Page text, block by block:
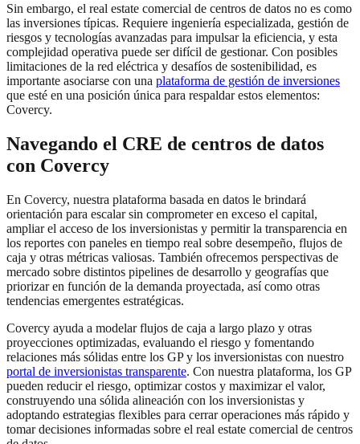
Sin embargo, el real estate comercial de centros de datos no es como
las inversiones típicas. Requiere ingeniería especializada, gestión de
riesgos y tecnologías avanzadas para impulsar la eficiencia, y esta
complejidad operativa puede ser difícil de gestionar. Con posibles
limitaciones de la red eléctrica y desafíos de sostenibilidad, es
importante asociarse con una plataforma de gestión de inversiones
que esté en una posición única para respaldar estos elementos:
Covercy.
Navegando el CRE de centros de datos
con Covercy
En Covercy, nuestra plataforma basada en datos le brindará
orientación para escalar sin comprometer en exceso el capital,
ampliar el acceso de los inversionistas y permitir la transparencia en
los reportes con paneles en tiempo real sobre desempeño, flujos de
caja y otras métricas valiosas. También ofrecemos perspectivas de
mercado sobre distintos pipelines de desarrollo y geografías que
priorizar en función de la demanda proyectada, así como otras
tendencias emergentes estratégicas.
Covercy ayuda a modelar flujos de caja a largo plazo y otras
proyecciones optimizadas, evaluando el riesgo y fomentando
relaciones más sólidas entre los GP y los inversionistas con nuestro
portal de inversionistas transparente. Con nuestra plataforma, los GP
pueden reducir el riesgo, optimizar costos y maximizar el valor,
construyendo una sólida alineación con los inversionistas y
adoptando estrategias flexibles para cerrar operaciones más rápido y
tomar decisiones informadas sobre el real estate comercial de centros